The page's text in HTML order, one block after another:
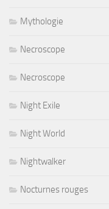
Mythologie
Necroscope
Necroscope
Night Exile
Night World
Nightwalker
Nocturnes rouges